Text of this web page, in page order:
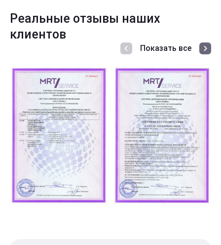
Реальные отзывы наших
клиентов
Показать все